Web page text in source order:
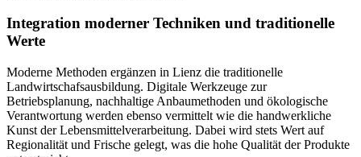
Integration moderner Techniken und traditionelle
Werte
Moderne Methoden ergänzen in Lienz die traditionelle
Landwirtschafsausbildung. Digitale Werkzeuge zur
Betriebsplanung, nachhaltige Anbaumethoden und ökologische
Verantwortung werden ebenso vermittelt wie die handwerkliche
Kunst der Lebensmittelverarbeitung. Dabei wird stets Wert auf
Regionalität und Frische gelegt, was die hohe Qualität der Produkte